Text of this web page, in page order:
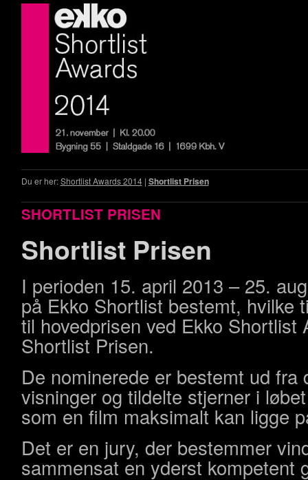
Du er her:Shortlist Awards 2014| Shortlist Prisen
SHORTLIST PRISEN
Shortlist Prisen
I perioden 15. april 2013 – 25.
på Ekko Shortlist bestemt, hvilke
til hovedprisen ved Ekko Shortlist
Shortlist Prisen.
De nominerede er bestemt ud fra
visninger og tildelte stjerner i
som en film maksimalt kan ligge
Det er en jury, der bestemmer
sammensat en yderst kompetent